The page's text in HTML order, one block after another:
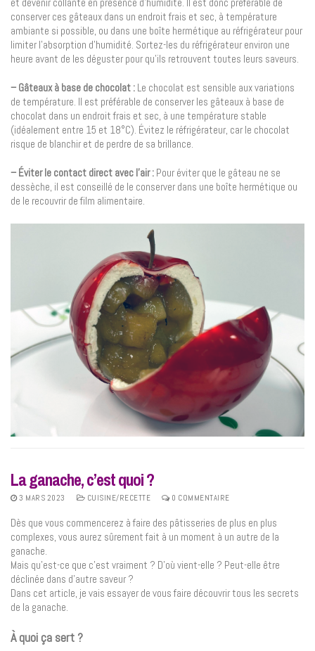
conserver ces gâteaux dans un endroit frais et sec, à température
ambiante si possible, ou dans une boîte hermétique au réfrigérateur pour
limiter l’absorption d’humidité. Sortez-les du réfrigérateur environ une
heure avant de les déguster pour qu’ils retrouvent toutes leurs saveurs.
– Gâteaux à base de chocolat : Le chocolat est sensible aux variations
de température. Il est préférable de conserver les gâteaux à base de
chocolat dans un endroit frais et sec, à une température stable
(idéalement entre 15 et 18°C). Évitez le réfrigérateur, car le chocolat
risque de blanchir et de perdre de sa brillance.
– Éviter le contact direct avec l’air : Pour éviter que le gâteau ne se
dessèche, il est conseillé de le conserver dans une boîte hermétique ou
de le recouvrir de film alimentaire.
La ganache, c’est quoi ?
3 MARS 2023 CUISINE/RECETTE 0 COMMENTAIRE
Dès que vous commencerez à faire des pâtisseries de plus en plus
complexes, vous aurez sûrement fait à un moment à un autre de la
ganache.
Mais qu’est-ce que c’est vraiment ? D’où vient-elle ? Peut-elle être
déclinée dans d’autre saveur ?
Dans cet article, je vais essayer de vous faire découvrir tous les secrets
de la ganache.
À quoi ça sert ?